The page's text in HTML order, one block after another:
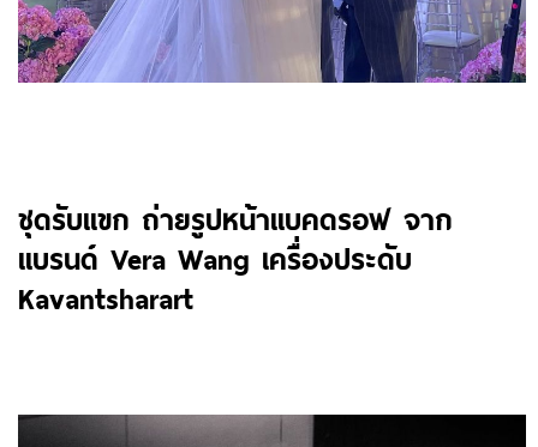
ชุดรับแขก ถ่ายรูปหน้าแบคดรอฟ จาก
แบรนด์ Vera Wang เครื่องประดับ
Kavantsharart